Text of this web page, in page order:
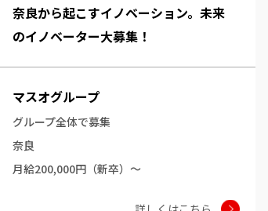
奈良から起こすイノベーション。未来
のイノベーター大募集！
マスオグループ
グループ全体で募集
奈良
月給200,000円（新卒）～